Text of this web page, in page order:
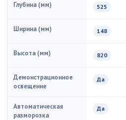
Глубина (мм) 525
Ширина (мм) 148
Высота (мм) 820
Демонстрационное
освещение
Да
Автоматическая
разморозка
Да